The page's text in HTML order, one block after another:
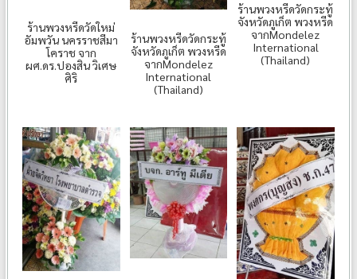
ร้านพวงหรีดวัดใหม่
อัมพวัน นครราชสีมา
โคราช จาก
ผศ.ดร.ปองสิน วิเศษ
ศิริ
ร้านพวงหรีดวัดกระทู้
จังหวัดภูเก็ต พวงหรีด
จากMondelez
International
(Thailand)
ร้านพวงหรีดวัดกระทู้
จังหวัดภูเก็ต พวงหรีด
จากMondelez
International
(Thailand)